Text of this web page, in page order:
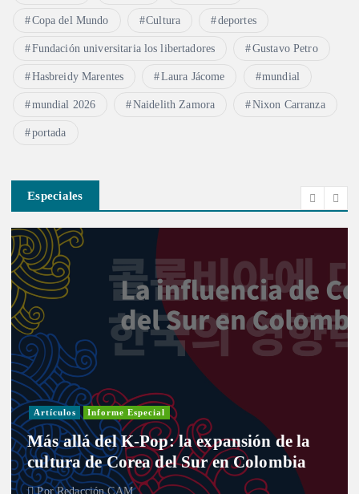
Copa del Mundo Cultura deportes
Fundación universitaria los libertadores Gustavo Petro
Hasbreidy Marentes Laura Jácome mundial
mundial 2026 Naidelith Zamora Nixon Carranza
portada
Especiales
Artículos Informe Especial
Más allá del K-Pop: la expansión de la
cultura de Corea del Sur en Colombia
PorRedacción CAM